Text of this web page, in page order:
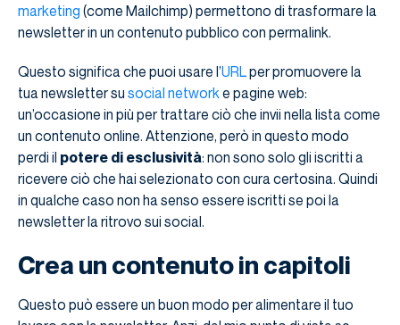
marketing (come Mailchimp) permettono di trasformare la
newsletter in un contenuto pubblico con permalink.
Questo significa che puoi usare l’URLper promuovere la
tua newsletter su social network e pagine web:
un’occasione in più per trattare ciò che invii nella lista come
un contenuto online. Attenzione, però in questo modo
perdi il potere di esclusività: non sono solo gli iscritti a
ricevere ciò che hai selezionato con cura certosina. Quindi
in qualche caso non ha senso essere iscritti se poi la
newsletter la ritrovo sui social.
Crea un contenuto in capitoli
Questo può essere un buon modo per alimentare il tuo